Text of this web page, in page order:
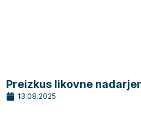
Preizkus likovne
13.08.2025